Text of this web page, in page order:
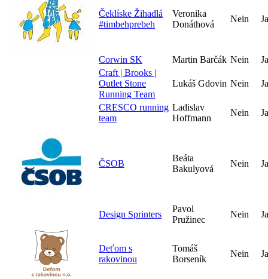
Čeklíske Žihadlá
#timbehprebeh
Veronika
Donáthová
Nein Ja
Corwin SK Martin Barčák Nein
Ja
Craft | Brooks |
Outlet Stone
Running Team
Lukáš Gdovin Nein Ja
CRESCO running
team
Ladislav
Hoffmann
Nein Ja
ČSOB
Beáta
Bakulyová
Nein Ja
Design Sprinters
Pavol
Pružinec
Nein Ja
Deťom s
rakovinou
Tomáš
Borseník
Nein Ja